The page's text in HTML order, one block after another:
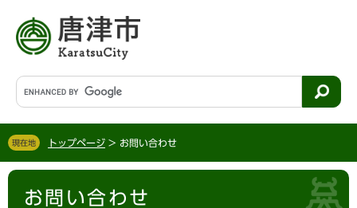
す
。
し
て
文
G
o
g
l
ス
現在地 トップページ > お問い合わせ
本
お問い合わせ